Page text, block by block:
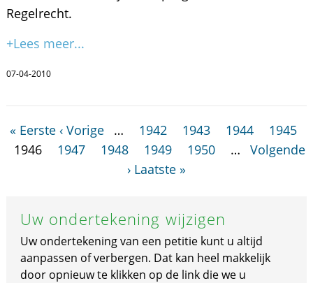
Regelrecht.
+Lees meer...
07-04-2010
« Eerste ‹ Vorige … 1942 1943 1944
1945
1946
1947 1948 1949 1950 …
Volgende
› Laatste »
Uw ondertekening wijzigen
Uw ondertekening van een petitie kunt u altijd
aanpassen of verbergen. Dat kan heel makkelijk
door opnieuw te klikken op de link die we u